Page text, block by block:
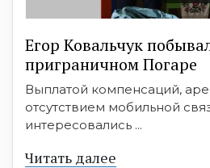
Егор Ковальчук
приграничном Погаре
Выплатой компенсаций,
отсутствием мобильной
интересовались ...
Читать далее